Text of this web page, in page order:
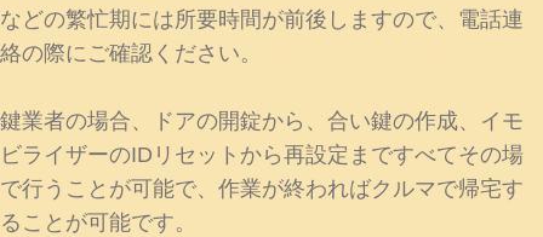
などの繁忙期には所要時間が前後しますので、電話連
絡の際にご確認ください。
鍵業者の場合、ドアの開錠から、合い鍵の作成、イモ
ビライザーのIDリセットから再設定まですべてその場
で行うことが可能で、作業が終わればクルマで帰宅す
ることが可能です。